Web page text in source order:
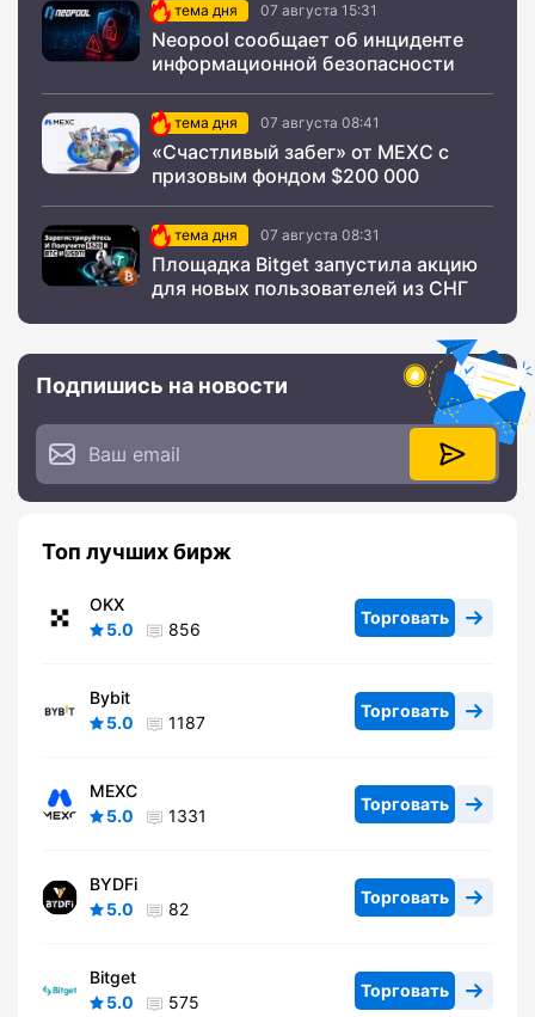
тема дня 07 августа 15:31
Neopool сообщает об инциденте
информационной безопасности
тема дня 07 августа 08:41
«Счастливый забег» от MEXC с
призовым фондом $200 000
тема дня 07 августа 08:31
Площадка Bitget запустила акцию
для новых пользователей из СНГ
Подпишись на новости
Топ лучших бирж
OKX
5.0
856
Торговать
Bybit
5.0
1187
Торговать
MEXC
5.0
1331
Торговать
BYDFi
5.0
82
Торговать
Bitget
5.0
575
Торговать